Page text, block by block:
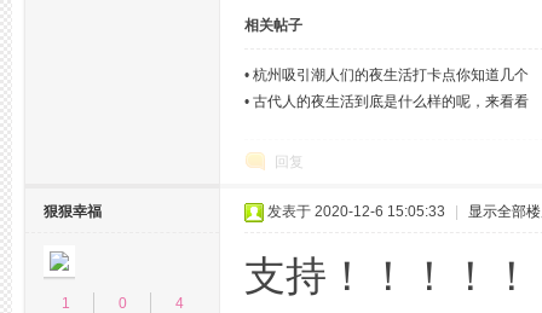
相关帖子
• 杭州吸引潮人们的夜生活打卡点你知道几个
• 古代人的夜生活到底是什么样的呢，来看看
回复
狠狠幸福
1
0
4
发表于 2020-12-6 15:05:33 显示全部
支持！！！！！